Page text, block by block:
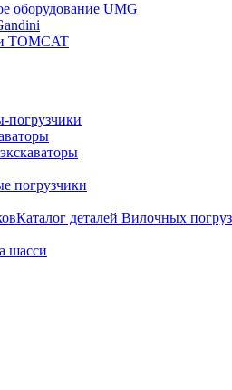
оборудование UMG
TOMCAT
погрузчики
погрузчики
Каталог деталей Вилочных
шасси